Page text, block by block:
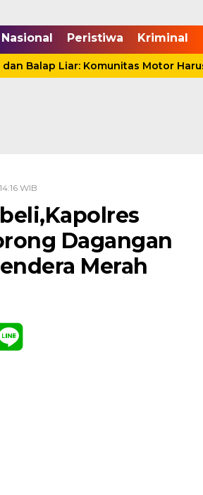
d4c29acad76ce94f
Nasional Peristiwa Kriminal
Balap Liar: Komunitas Motor
WIB
Dagangan
Merah